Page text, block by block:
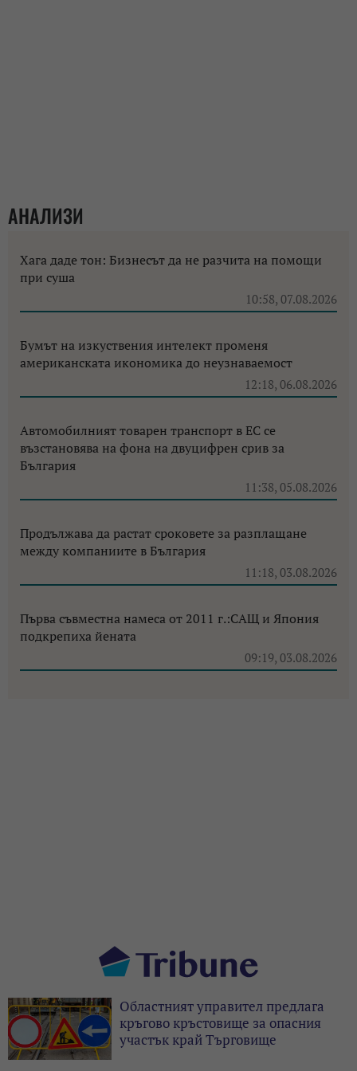
АНАЛИЗИ
Хага даде тон: Бизнесът да не разчита на помощи
при суша
10:58, 07.08.2026
Бумът на изкуствения интелект променя
американската икономика до неузнаваемост
12:18, 06.08.2026
Автомобилният товарен транспорт в ЕС се
възстановява на фона на двуцифрен срив за
България
11:38, 05.08.2026
Продължава да растат сроковете за разплащане
между компаниите в България
11:18, 03.08.2026
Първа съвместна намеса от 2011 г.:САЩ и Япония
подкрепиха йената
09:19, 03.08.2026
Областният управител предлага
кръгово кръстовище за опасния
участък край Търговище